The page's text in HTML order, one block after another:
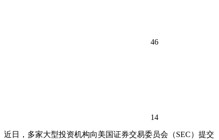
46
14
近日，多家大型投资机构向美国证券交易委员会（SEC）提交